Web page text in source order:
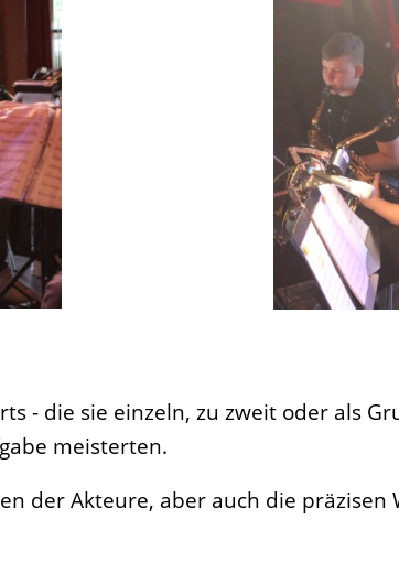
- die sie einzeln, zu zweit oder als
meisterten.
der Akteure, aber auch die präzisen